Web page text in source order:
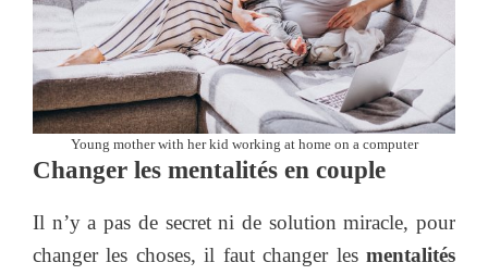
Young mother with her kid working at home on a computer
Changer les mentalités en couple
Il n’y a pas de secret ni de solution miracle, pour
changer les choses, il faut changer les mentalités